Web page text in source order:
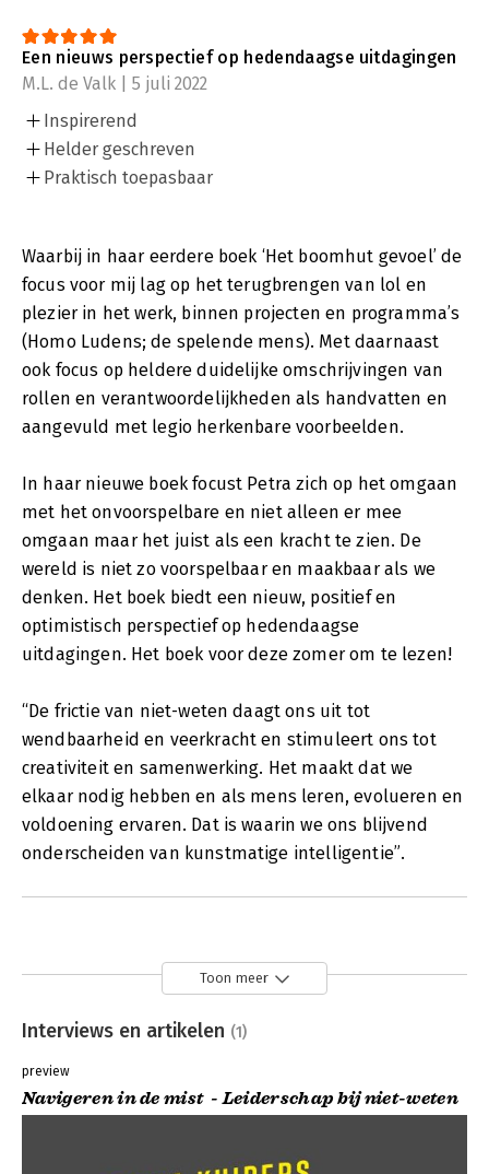
Een nieuws perspectief op hedendaagse uitdagingen
M.L. de Valk | 5 juli 2022
Inspirerend
Helder geschreven
Praktisch toepasbaar
Waarbij in haar eerdere boek ‘Het boomhut gevoel’ de
focus voor mij lag op het terugbrengen van lol en
plezier in het werk, binnen projecten en programma’s
(Homo Ludens; de spelende mens). Met daarnaast
ook focus op heldere duidelijke omschrijvingen van
rollen en verantwoordelijkheden als handvatten en
aangevuld met legio herkenbare voorbeelden.
In haar nieuwe boek focust Petra zich op het omgaan
met het onvoorspelbare en niet alleen er mee
omgaan maar het juist als een kracht te zien. De
wereld is niet zo voorspelbaar en maakbaar als we
denken. Het boek biedt een nieuw, positief en
optimistisch perspectief op hedendaagse
uitdagingen. Het boek voor deze zomer om te lezen!
“De frictie van niet-weten daagt ons uit tot
wendbaarheid en veerkracht en stimuleert ons tot
creativiteit en samenwerking. Het maakt dat we
elkaar nodig hebben en als mens leren, evolueren en
voldoening ervaren. Dat is waarin we ons blijvend
onderscheiden van kunstmatige intelligentie”.
Toon meer
Interviews en artikelen (1)
preview
Navigeren in de mist - Leiderschap bij niet-weten